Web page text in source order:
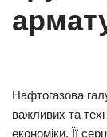
Нафтогазова
важливих та
економіки. Її